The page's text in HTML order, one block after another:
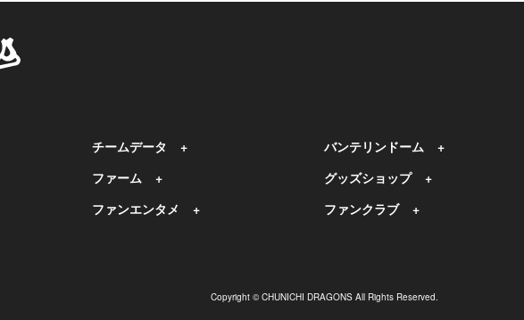
チームデータ
ファーム
ファンエンタメ
バンテリンドーム
グッズショップ
ファンクラブ
Copyright © CHUNICHI DRAGONS All Rights Reserved.